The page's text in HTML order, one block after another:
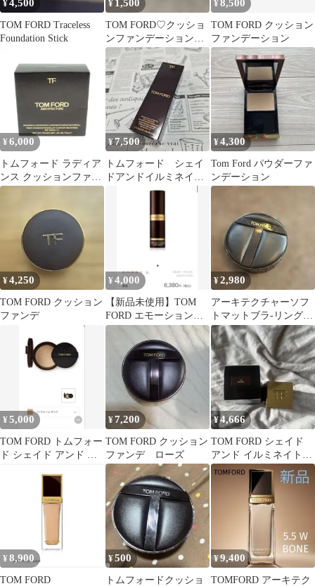
¥4,500
TOM FORD Traceless
Foundation Stick
¥ 1,500
TOM FORD♡クッショ
ンファンデーションケ
ース
¥8,500
TOM FORD クッション
ファンデーション
¥ 6,000
トムフォード ラディア
ンス クッションファン
デーション リフィル ロ
¥7,500
トムフォード シェイ
ドアンドイルミネイト
ソフトラディアンス フ
¥4,300
Tom Ford パウダーファ
ンデーション
¥4,250
TOM FORD クッション
ファンデ
¥4,000
【新品未使用】TOM
FORD エモーションプ
ルーフ アイ プライマー
¥2,980
アーキテクチャーソフ
トマットブラ-リングク
ッションファンデーシ
ョン
¥5,000
TOM FORD トムフォー
ド シェイド アンド イ
¥7,200
TOM FORD クッション
ファンデ ローズ
¥4,666
TOM FORD シェイド
アンド イルミネイト
1.4 BONE
¥ 8,900
TOM FORD
¥500
トムフォードクッショ
¥9,400
TOMFORD アーキテク